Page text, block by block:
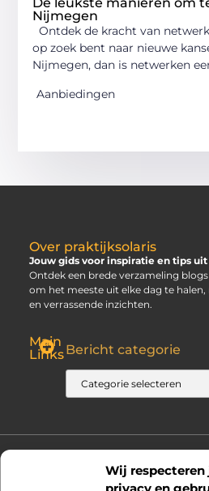
Wij
privacy en
Nijmegen
Ontdek de kracht van
op zoek bent naar nieuwe
Nijmegen, dan is netwerken
Aanbiedingen
Over praktijksolaris
Jouw gids voor inspiratie en tips
Ontdek een brede verzameling
om het meeste uit elke dag te
en verrassende inzichten.
Main
LinksBericht categorie